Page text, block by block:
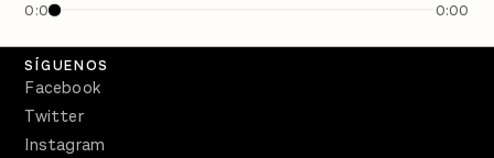
0:00 0:00
Crecer en Distopía
SÍGUENOS
Facebook
Twitter
Instagram